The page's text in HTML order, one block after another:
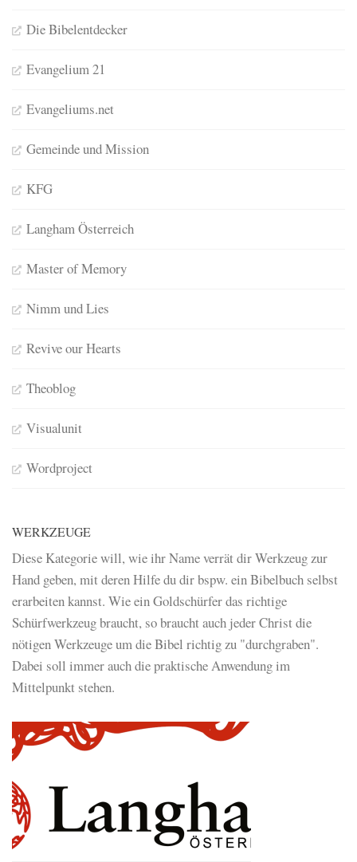
Die Bibelentdecker
Evangelium 21
Evangeliums.net
Gemeinde und Mission
KFG
Langham Österreich
Master of Memory
Nimm und Lies
Revive our Hearts
Theoblog
Visualunit
Wordproject
WERKZEUGE
Diese Kategorie will, wie ihr Name verrät dir Werkzeug zur
Hand geben, mit deren Hilfe du dir bspw. ein Bibelbuch selbst
erarbeiten kannst. Wie ein Goldschürfer das richtige
Schürfwerkzeug braucht, so braucht auch jeder Christ die
nötigen Werkzeuge um die Bibel richtig zu "durchgraben".
Dabei soll immer auch die praktische Anwendung im
Mittelpunkt stehen.